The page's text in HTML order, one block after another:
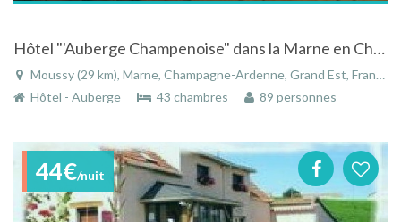
Hôtel "'Auberge Champenoise" dans la Marne en Champagne Ardenne
Moussy (29 km), Marne, Champagne-Ardenne, Grand Est, France
Hôtel - Auberge
43 chambres 89 personnes
44€/nuit